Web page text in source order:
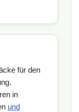
für den
in
und